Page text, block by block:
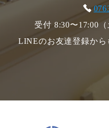
受付 8:30〜17:00
LINEのお友達登録か